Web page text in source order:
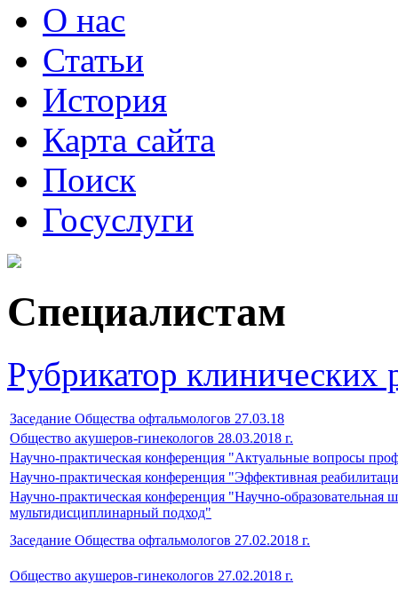
О нас
Статьи
История
Карта сайта
Поиск
Госуслуги
Специалистам
Рубрикатор клинических
Заседание Общества офтальмологов 27.03.18
Общество акушеров-гинекологов 28.03.2018 г.
Научно-практическая конференция "Актуальные вопросы
Научно-практическая конференция "Эффективная
Научно-практическая конференция "Научно-
мультидисциплинарный подход"
Заседание Общества офтальмологов 27.02.2018 г.
Общество акушеров-гинекологов 27.02.2018 г.